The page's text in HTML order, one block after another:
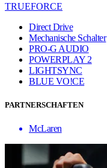
TRUEFORCE
Direct Drive
Mechanische Schalter
PRO-G AUDIO
POWERPLAY 2
LIGHTSYNC
BLUE VO!CE
PARTNERSCHAFTEN
McLaren